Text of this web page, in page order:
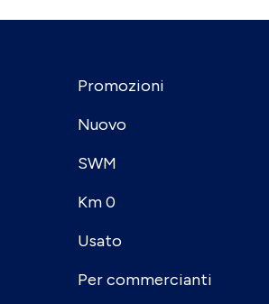
Promozioni
Nuovo
SWM
Km 0
Usato
Per commercianti